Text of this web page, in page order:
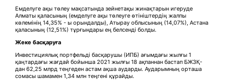
Емделуге ақы төлеу мақсатында зейнетақы жинақтарын игеруде
Алматы қаласының (емделуге ақы төлеуге өтініштердің жалпы
көлемінің 14,35% - ы орындалды), Атырау облысының (14,07%), Астана
қаласының (12,51%) тұрғындары ең белсенді болды.
Жеке басқаруға
Инвестициялық портфельді басқарушы (ИПБ) ағымдағы жылғы 1
қаңтардағы жағдай бойынша 2021 жылғы 18 ақпаннан бастап БЖЗҚ-
дан 62,25 млрд теңгеден астам ақша аударды. Аударымның орташа
сомасы шамамен 1,34 млн теңгені құрайды.